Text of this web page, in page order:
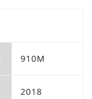
910M
2018